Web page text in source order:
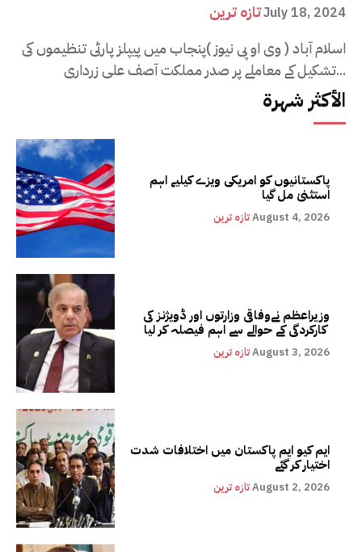
تازہ ترینJuly 18, 2024
اسلام آباد ( وی او پی نیوز )پنجاب میں پیپلز پارٹی تنظیموں کی
تشکیل کے معاملے پر صدر مملکت آصف علی زرداری...
الأكثر شهرة
پاکستانیوں کو امریکی ویزے کیلیے اہم
استثنیٰ مل گیا
تازہ ترینAugust 4, 2026
وزیراعظم نےوفاقی وزارتوں اور ڈویژنز کی
کارکردگی کے حوالے سے اہم فیصلہ کر لیا
تازہ ترینAugust 3, 2026
ایم کیو ایم پاکستان میں اختلافات شدت
اختیار کر گئے
تازہ ترینAugust 2, 2026